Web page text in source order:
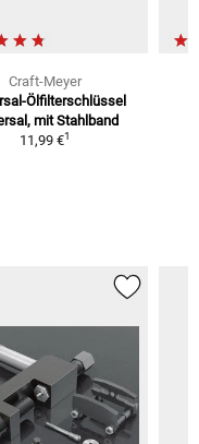
Craft-Meyer
Ölfilterschlüssel
mit Stahlband
11,99 €1